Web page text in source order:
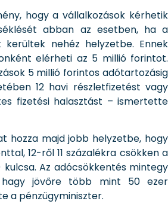
hogy a vállalkozások kérhetik
abban az esetben, ha a
nehéz helyzetbe. Ennek
elérheti az 5 millió forintot.
5 millió forintos adótartozásig
12 havi részletfizetést vagy
fizetési halasztást – ismertette
hozza majd jobb helyzetbe, hogy
12-ről 11 százalékra csökken a
Az adócsökkentés mintegy
jövőre több mint 50 ezer
a pénzügyminiszter.